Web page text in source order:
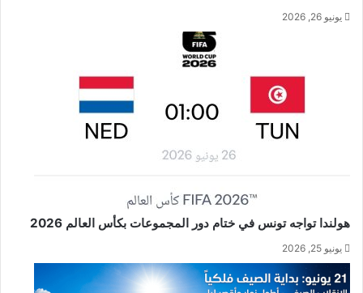
يونيو 26, 2026
هولندا تواجه تونس في ختام دور المجموعات بكأس العالم 2026
يونيو 25, 2026